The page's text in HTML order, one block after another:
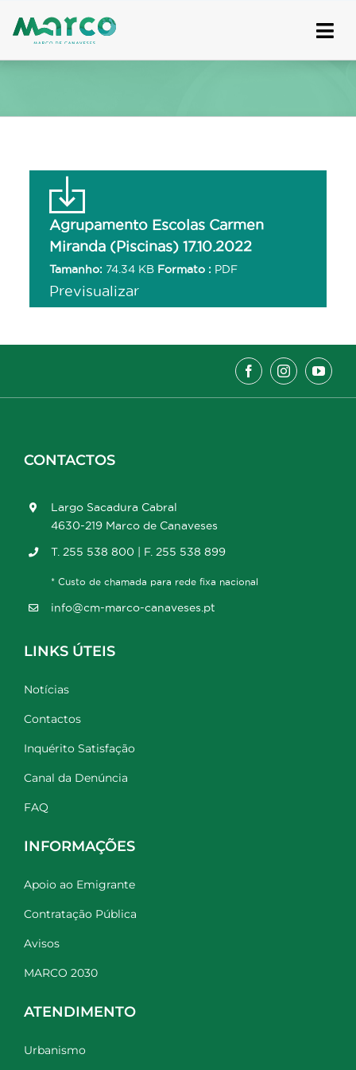
to
Agrupamento Escolas Carmen
Miranda (Piscinas) 17.10.2022
Tamanho: 74.34 KB Formato : PDF
Previsualizar
CONTACTOS
Largo Sacadura Cabral
4630-219 Marco de Canaveses
T. 255 538 800 | F. 255 538 899
* Custo de chamada para rede fixa nacional
info@cm-marco-canaveses.pt
LINKS ÚTEIS
Notícias
Contactos
Inquérito Satisfação
Canal da Denúncia
FAQ
INFORMAÇÕES
Apoio ao Emigrante
Contratação Pública
Avisos
MARCO 2030
ATENDIMENTO
Urbanismo